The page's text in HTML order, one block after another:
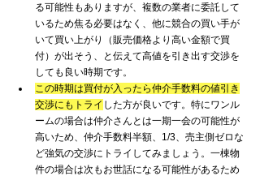
る可能性もありますが、複数の業者に委託して
いるため焦る必要はなく、他に競合の買い手が
いて買い上がり（販売価格より高い金額で買
付）が出そう、と伝えて高値を引き出す交渉を
しても良い時期です。
この時期は買付が入ったら仲介手数料の値引き
交渉にもトライ した方が良いです。特にワンル
ームの場合は仲介さんとは一期一会の可能性が
高いため、仲介手数料半額、1/3、売主側ゼロな
ど強気の交渉にトライしてみましょう。一棟物
件の場合は次もお世話になる可能性があるため